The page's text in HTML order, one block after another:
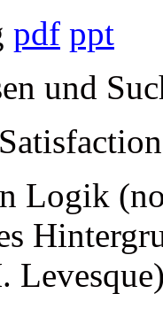
pdf ppt
und
Logik